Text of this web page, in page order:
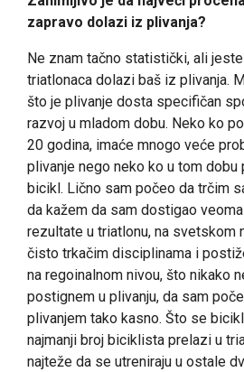
zapravo dolazi iz plivanja?
Ne znam tačno statistički, ali
triatlonaca dolazi baš iz plivanja.
što je plivanje dosta specifičan
razvoj u mladom dobu. Neko ko
20 godina, imaće mnogo veće
plivanje nego neko ko u tom
bicikl. Lično sam počeo da trčim
da kažem da sam dostigao
rezultate u triatlonu, na svetskom
čisto trkačim disciplinama i
na regoinalnom nivou, što nikako
postignem u plivanju, da sam
plivanjem tako kasno. Što se
najmanji broj biciklista prelazi u
najteže da se utreniraju u ostale